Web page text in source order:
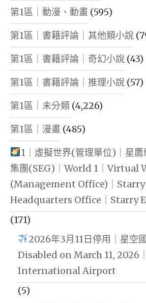
第1區｜動漫、動畫 (595)
第1區｜書籍評論｜其他類小說
第1區｜書籍評論｜奇幻小說 (43)
第1區｜書籍評論｜推理小說 (57)
第1區｜未分類 (4,226)
第1區｜漫畫 (485)
1｜虛擬世界(管理單位)｜星
集團(SEG)｜World 1｜Virtual
(Management Office)｜Starry
Headquarters Office｜Starry
(171)
2026年3月11日停用｜星空國
Disabled on March 11, 2026
International Airport
(5)